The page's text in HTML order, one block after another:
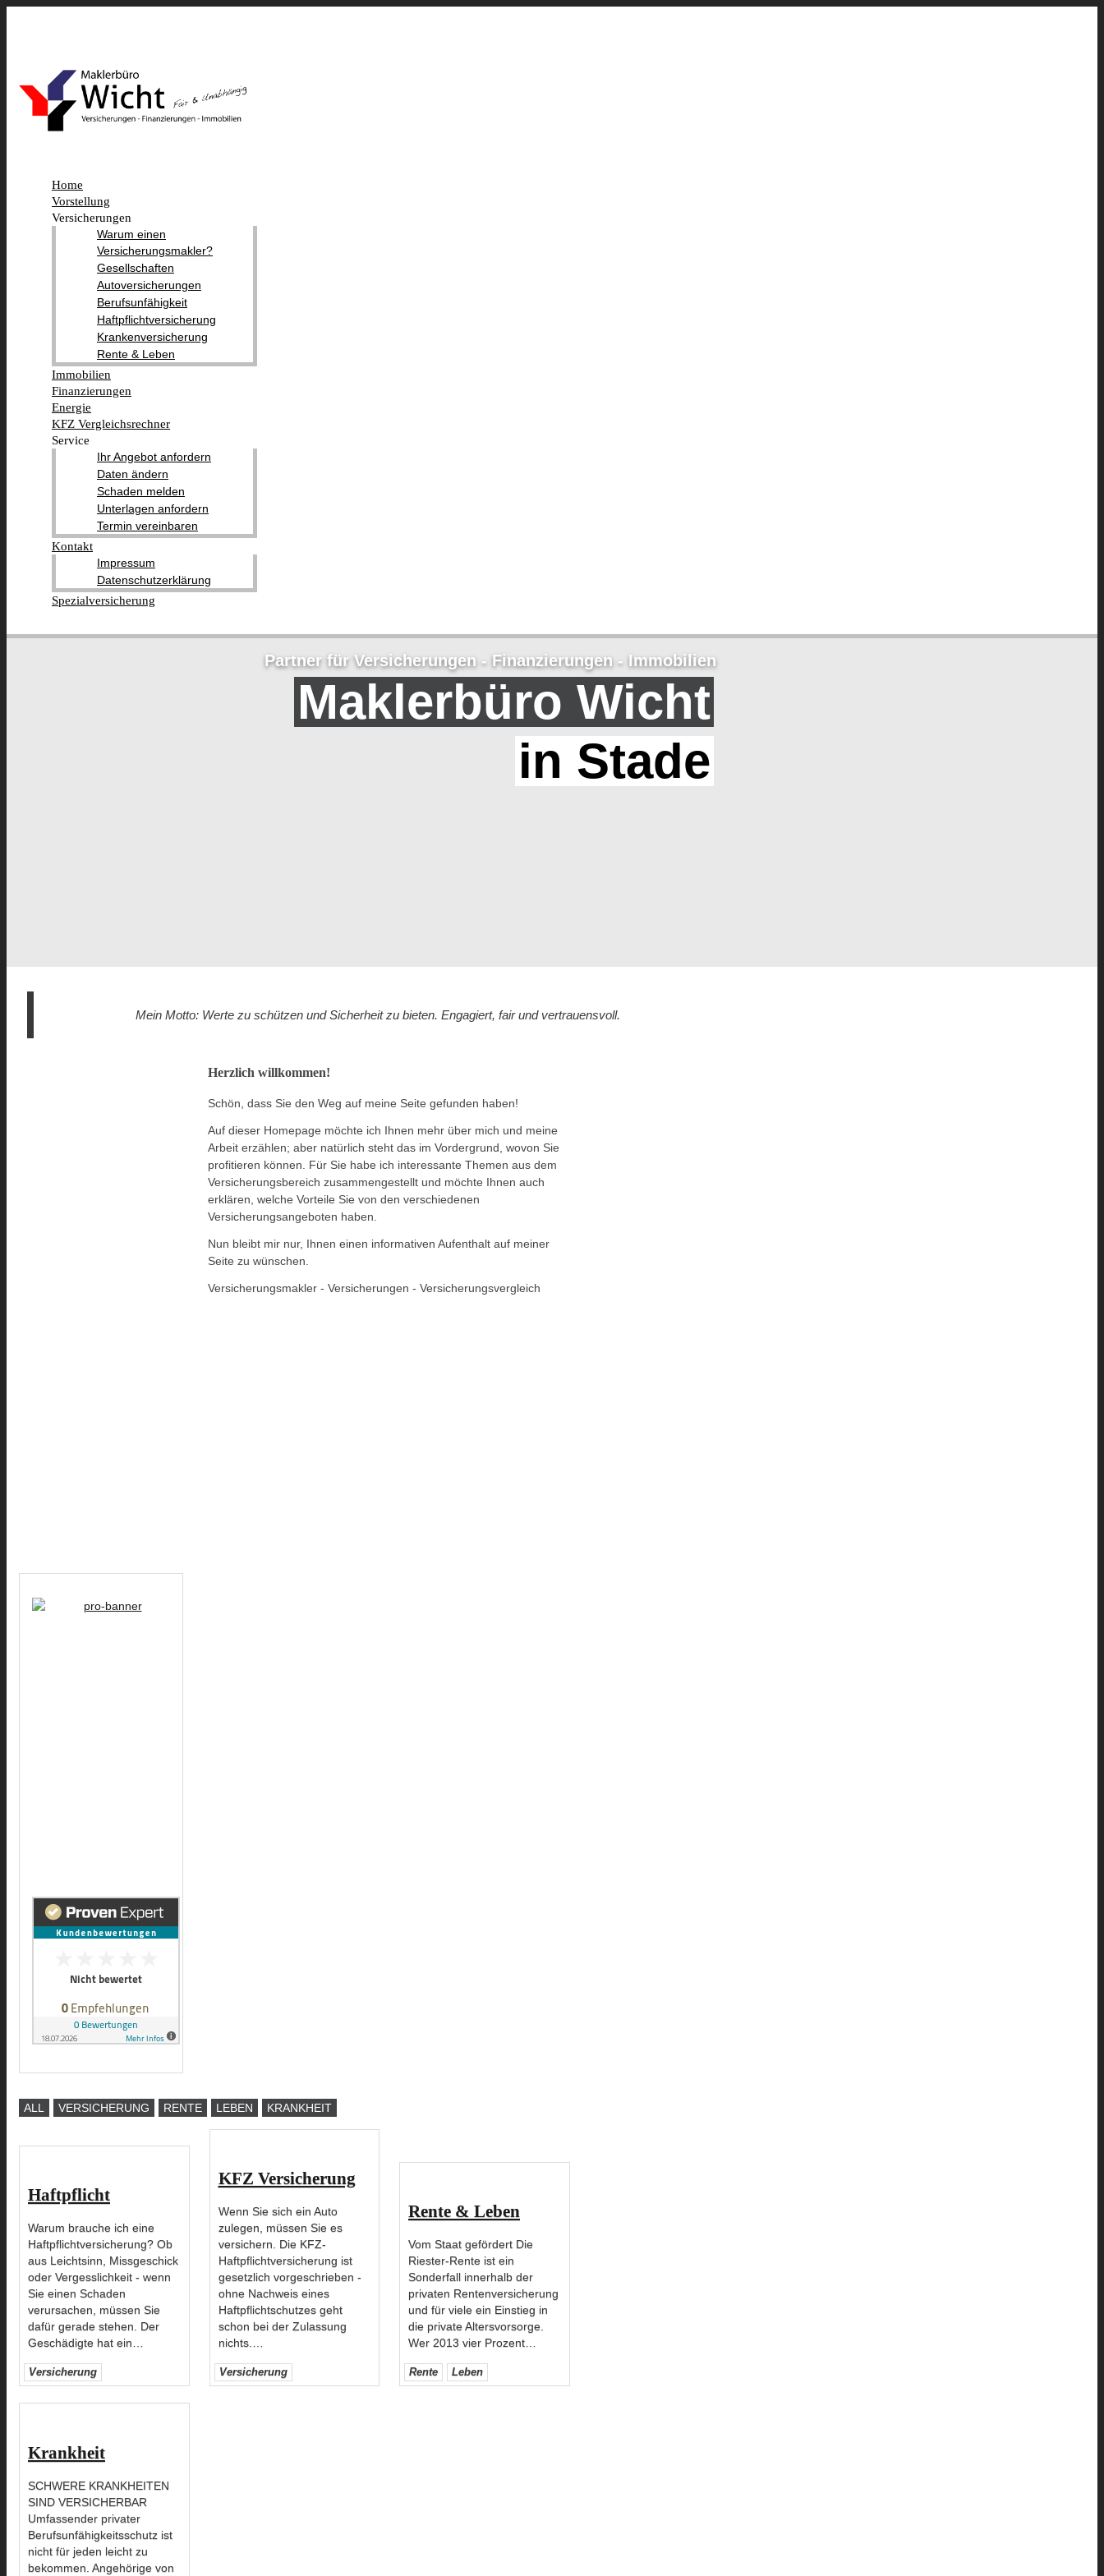
Home
Vorstellung
Versicherungen
Warum einen
Versicherungsmakler?
Gesellschaften
Autoversicherungen
Berufsunfähigkeit
Haftpflichtversicherung
Krankenversicherung
Rente & Leben
Immobilien
Finanzierungen
Energie
KFZ Vergleichsrechner
Service
Ihr Angebot anfordern
Daten ändern
Schaden melden
Unterlagen anfordern
Termin vereinbaren
Kontakt
Impressum
Datenschutzerklärung
Spezialversicherung
in Stade
Partner für Versicherungen - Finanzierungen - Immobilien
Maklerbüro Wicht
Mein Motto: Werte zu schützen und Sicherheit zu bieten. Engagiert, fair und vertrauensvoll.
Herzlich willkommen!
Schön, dass Sie den Weg auf meine Seite gefunden haben!
Auf dieser Homepage möchte ich Ihnen mehr über mich und meine
Arbeit erzählen; aber natürlich steht das im Vordergrund, wovon Sie
profitieren können. Für Sie habe ich interessante Themen aus dem
Versicherungsbereich zusammengestellt und möchte Ihnen auch
erklären, welche Vorteile Sie von den verschiedenen
Versicherungsangeboten haben.
Nun bleibt mir nur, Ihnen einen informativen Aufenthalt auf meiner
Seite zu wünschen.
Versicherungsmakler - Versicherungen - Versicherungsvergleich
ALL VERSICHERUNG RENTE LEBEN KRANKHEIT
Haftpflicht
Warum brauche ich eine
Haftpflichtversicherung? Ob
aus Leichtsinn, Missgeschick
oder Vergesslichkeit - wenn
Sie einen Schaden
verursachen, müssen Sie
dafür gerade stehen. Der
Geschädigte hat ein…
Versicherung
KFZ Versicherung
Wenn Sie sich ein Auto
zulegen, müssen Sie es
versichern. Die KFZ-
Haftpflichtversicherung ist
gesetzlich vorgeschrieben -
ohne Nachweis eines
Haftpflichtschutzes geht
schon bei der Zulassung
nichts.…
Versicherung
Rente & Leben
Vom Staat gefördert Die
Riester-Rente ist ein
Sonderfall innerhalb der
privaten Rentenversicherung
und für viele ein Einstieg in
die private Altersvorsorge.
Wer 2013 vier Prozent…
Rente Leben
Krankheit
SCHWERE KRANKHEITEN
SIND VERSICHERBAR
Umfassender privater
Berufsunfähigkeitsschutz ist
nicht für jeden leicht zu
bekommen. Angehörige von